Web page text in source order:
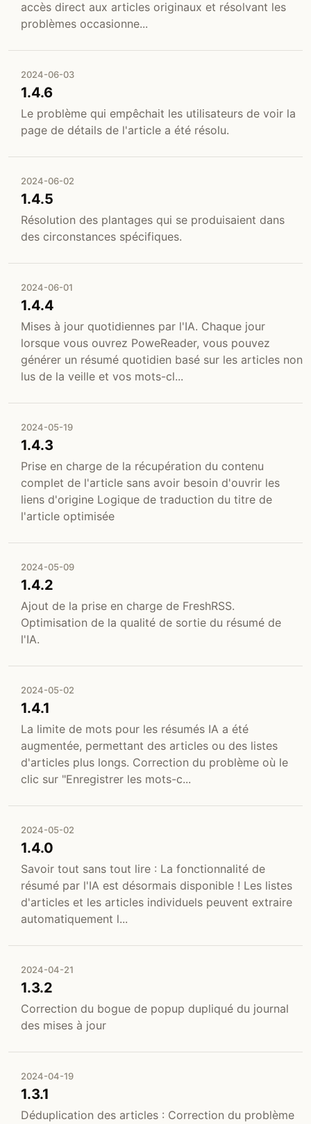
accès direct aux articles originaux et résolvant les
problèmes occasionne...
2024-06-03
1.4.6
Le problème qui empêchait les utilisateurs de voir la
page de détails de l'article a été résolu.
2024-06-02
1.4.5
Résolution des plantages qui se produisaient dans
des circonstances spécifiques.
2024-06-01
1.4.4
Mises à jour quotidiennes par l'IA. Chaque jour
lorsque vous ouvrez PoweReader, vous pouvez
générer un résumé quotidien basé sur les articles non
lus de la veille et vos mots-cl...
2024-05-19
1.4.3
Prise en charge de la récupération du contenu
complet de l'article sans avoir besoin d'ouvrir les
liens d'origine Logique de traduction du titre de
l'article optimisée
2024-05-09
1.4.2
Ajout de la prise en charge de FreshRSS.
Optimisation de la qualité de sortie du résumé de
l'IA.
2024-05-02
1.4.1
La limite de mots pour les résumés IA a été
augmentée, permettant des articles ou des listes
d'articles plus longs. Correction du problème où le
clic sur "Enregistrer les mots-c...
2024-05-02
1.4.0
Savoir tout sans tout lire : La fonctionnalité de
résumé par l'IA est désormais disponible ! Les listes
d'articles et les articles individuels peuvent extraire
automatiquement l...
2024-04-21
1.3.2
Correction du bogue de popup dupliqué du journal
des mises à jour
2024-04-19
1.3.1
Déduplication des articles : Correction du problème